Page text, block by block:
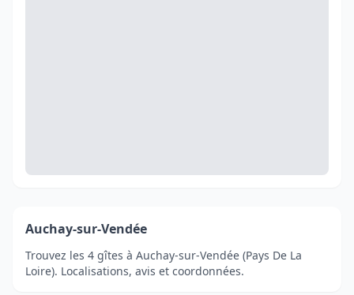
Auchay-sur-Vendée
Trouvez les 4 gîtes à Auchay-sur-Vendée (Pays De La
Loire). Localisations, avis et coordonnées.